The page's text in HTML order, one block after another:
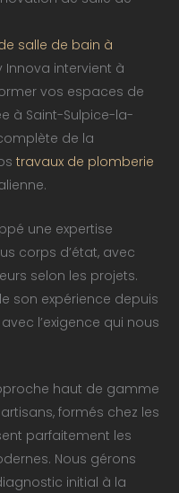
salle de bain à
Innova intervient à
vos espaces de
à Saint-Sulpice-la-
de la
travaux de plomberie
une expertise
corps d’état, avec
selon les projets.
son expérience depuis
l’exigence qui nous
haut de gamme
formés chez les
parfaitement les
Nous gérons
initial à la